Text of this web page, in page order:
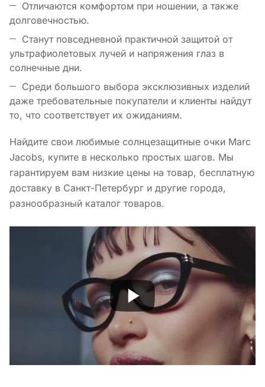
Отличаются комфортом при ношении, а также
долговечностью.
Станут повседневной практичной защитой от
ультрафиолетовых лучей и напряжения глаз в
солнечные дни.
Среди большого выбора эксклюзивных изделий
даже требовательные покупатели и клиенты найдут
то, что соответствует их ожиданиям.
Найдите свои любимые солнцезащитные очки Marc
Jacobs, купите в несколько простых шагов. Мы
гарантируем вам низкие цены на товар, бесплатную
доставку в Санкт-Петербург и другие города,
разнообразный каталог товаров.